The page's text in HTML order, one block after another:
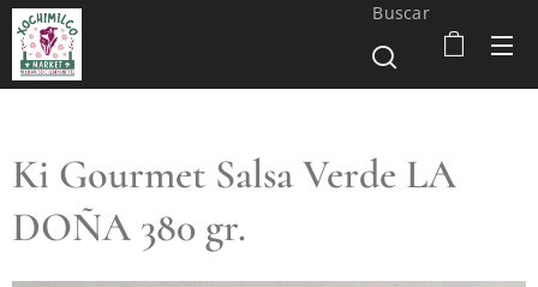
Buscar
Ki Gourmet Salsa Verde LA
DOÑA 380 gr.